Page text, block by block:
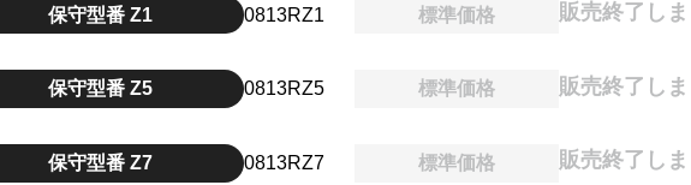
保守型番 Z1 0813RZ1 標準価格 販売終了し
保守型番 Z5 0813RZ5 標準価格 販売終了し
保守型番 Z7 0813RZ7 標準価格 販売終了し